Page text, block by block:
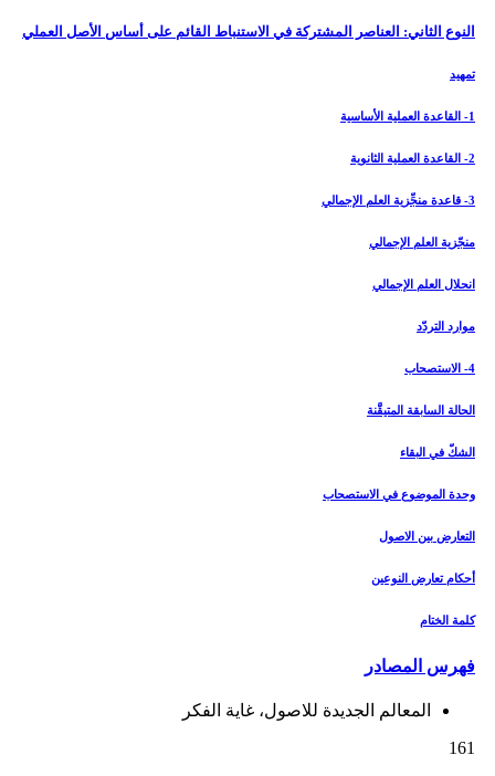
النوع الثاني: العناصر المشتركة في الاستنباط القائم على أساس الأصل العملي‏
تمهيد
1- القاعدة العملية الأساسية
2- القاعدة العملية الثانوية
3- قاعدة منجِّزية العلم الإجمالي‏
منجّزية العلم الإجمالي
انحلال العلم الإجمالي
موارد التردّد
4- الاستصحاب‏
الحالة السابقة المتيقَّنة
الشكّ في البقاء
وحدة الموضوع في الاستصحاب
التعارض بين الاصول‏
أحكام تعارض النوعين‏
كلمة الختام
فهرس المصادر
المعالم الجديدة للاصول، غاية الفكر
161